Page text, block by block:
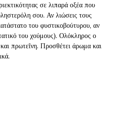
σε λιπαρά οξέα που
σου. Αν λιώσεις τους
του φυστικοβούτυρου, αν
του χούμους). Ολόκληρος ο
πρωτεΐνη. Προσθέτει άρωμα και